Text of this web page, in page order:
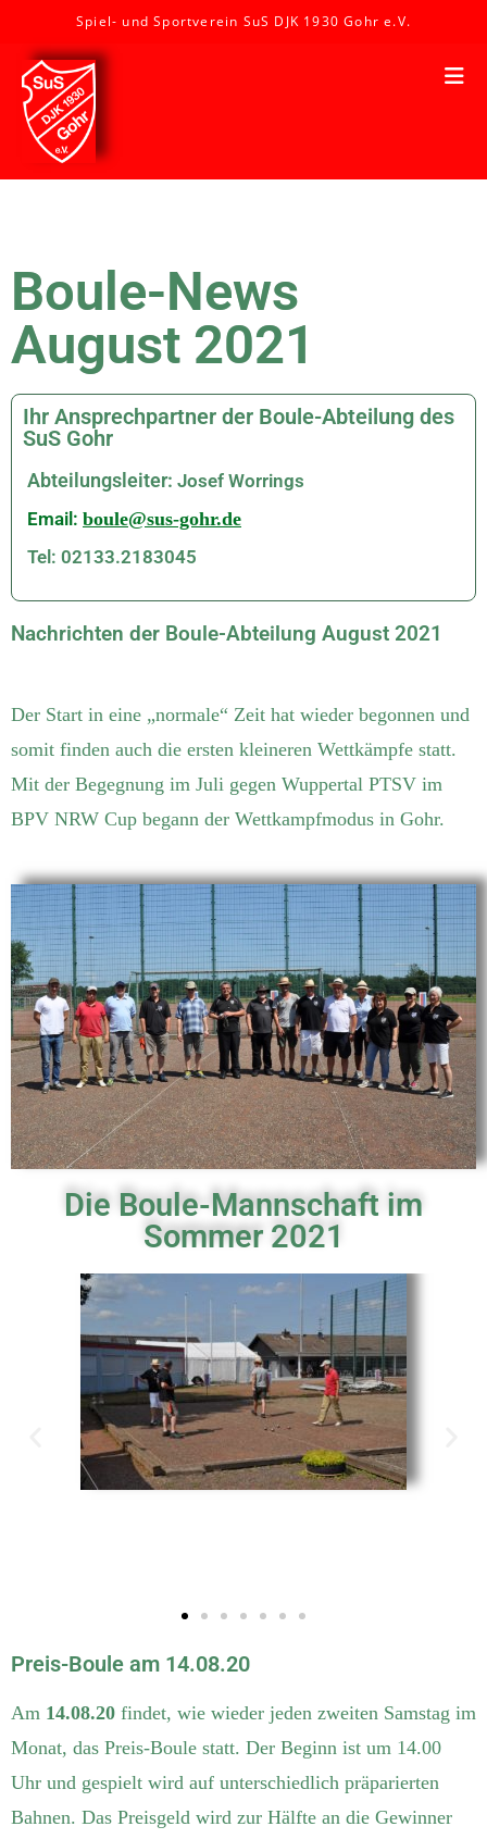
Spiel- und Sportverein SuS DJK 1930 Gohr e.V.
Boule-News
August 2021
Ihr Ansprechpartner der Boule-Abteilung des
SuS Gohr
Abteilungsleiter: Josef Worrings
Email: boule@sus-gohr.de
Tel: 02133.2183045
Nachrichten der Boule-Abteilung August 2021
Der Start in eine „normale“ Zeit hat wieder begonnen und
somit finden auch die ersten kleineren Wettkämpfe statt.
Mit der Begegnung im Juli gegen Wuppertal PTSV im
BPV NRW Cup begann der Wettkampfmodus in Gohr.
Die Boule-Mannschaft im
Sommer 2021
Preis-Boule am 14.08.20
Am 14.08.20 findet, wie wieder jeden zweiten Samstag im
Monat, das Preis-Boule statt. Der Beginn ist um 14.00
Uhr und gespielt wird auf unterschiedlich präparierten
Bahnen. Das Preisgeld wird zur Hälfte an die Gewinner